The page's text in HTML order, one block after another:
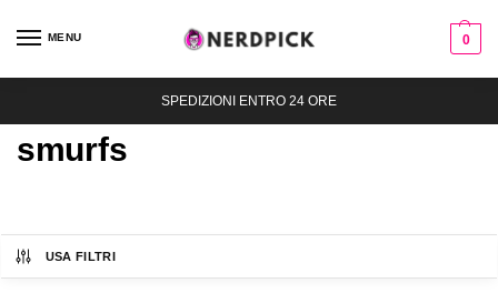
MENU 0
SPEDIZIONI ENTRO 24 ORE
smurfs
USA FILTRI